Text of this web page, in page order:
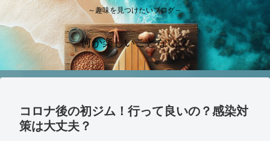
～趣味を見つけたいブログ～
何か楽しいことない？
コロナ後の初ジム！行って良いの？感染対
策は大丈夫？